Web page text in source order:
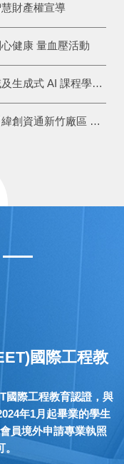
財產權宣導
心健康 量血壓活動
中華大學跨領域及生成式 AI 課程學習獎勵辦法
【實習徵才】【緯創資通新竹廠區 】 「竹夢緯創學年實習計畫」熱烈招募中！
國際工程教
國際工程教育認證，與
年1月起畢業的學生
員境外申請專業執照